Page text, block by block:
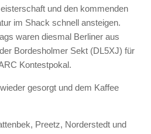
und den kommenden
im Shack schnell ansteigen.
waren diesmal Berliner aus
Bordesholmer Sekt (DL5XJ) für
Kontestpokal.
gesorgt und dem Kaffee
Preetz, Norderstedt und